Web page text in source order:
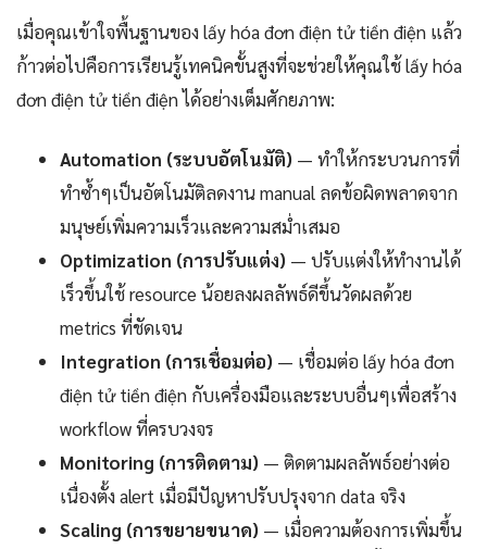
เมื่อคุณเข้าใจพื้นฐานของ lấy hóa đơn điện tử tiền điện แล้ว
ก้าวต่อไปคือการเรียนรู้เทคนิคขั้นสูงที่จะช่วยให้คุณใช้ lấy hóa
đơn điện tử tiền điện ได้อย่างเต็มศักยภาพ:
Automation (ระบบอัตโนมัติ) — ทำให้กระบวนการที่
ทำซ้ำๆเป็นอัตโนมัติลดงาน manual ลดข้อผิดพลาดจาก
มนุษย์เพิ่มความเร็วและความสม่ำเสมอ
Optimization (การปรับแต่ง) — ปรับแต่งให้ทำงานได้
เร็วขึ้นใช้ resource น้อยลงผลลัพธ์ดีขึ้นวัดผลด้วย
metrics ที่ชัดเจน
Integration (การเชื่อมต่อ) — เชื่อมต่อ lấy hóa đơn
điện tử tiền điện กับเครื่องมือและระบบอื่นๆเพื่อสร้าง
workflow ที่ครบวงจร
Monitoring (การติดตาม) — ติดตามผลลัพธ์อย่างต่อ
เนื่องตั้ง alert เมื่อมีปัญหาปรับปรุงจาก data จริง
Scaling (การขยายขนาด) — เมื่อความต้องการเพิ่มขึ้น